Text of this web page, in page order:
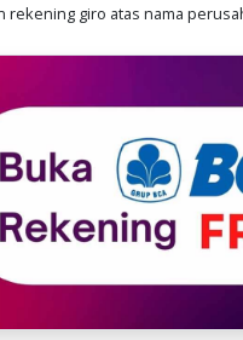
rekening giro atas nama